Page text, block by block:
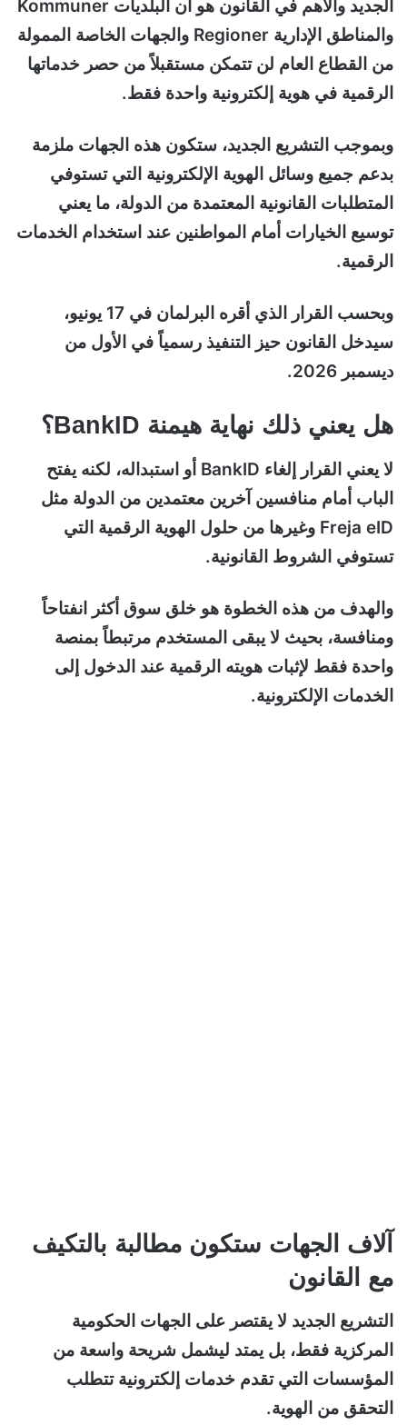
الجديد والأهم في القانون هو أن البلديات Kommuner
والمناطق الإدارية Regioner والجهات الخاصة الممولة
من القطاع العام لن تتمكن مستقبلاً من حصر خدماتها
الرقمية في هوية إلكترونية واحدة فقط.
وبموجب التشريع الجديد، ستكون هذه الجهات ملزمة
بدعم جميع وسائل الهوية الإلكترونية التي تستوفي
المتطلبات القانونية المعتمدة من الدولة، ما يعني
توسيع الخيارات أمام المواطنين عند استخدام الخدمات
الرقمية.
وبحسب القرار الذي أقره البرلمان في 17 يونيو،
سيدخل القانون حيز التنفيذ رسمياً في الأول من
ديسمبر 2026.
هل يعني ذلك نهاية هيمنة BankID؟
لا يعني القرار إلغاء BankID أو استبداله، لكنه يفتح
الباب أمام منافسين آخرين معتمدين من الدولة مثل
Freja eID وغيرها من حلول الهوية الرقمية التي
تستوفي الشروط القانونية.
والهدف من هذه الخطوة هو خلق سوق أكثر انفتاحاً
ومنافسة، بحيث لا يبقى المستخدم مرتبطاً بمنصة
واحدة فقط لإثبات هويته الرقمية عند الدخول إلى
الخدمات الإلكترونية.
آلاف الجهات ستكون مطالبة بالتكيف
مع القانون
التشريع الجديد لا يقتصر على الجهات الحكومية
المركزية فقط، بل يمتد ليشمل شريحة واسعة من
المؤسسات التي تقدم خدمات إلكترونية تتطلب
التحقق من الهوية.